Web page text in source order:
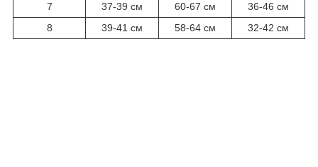
7
37-39 см 60-67 см
36-46 см
8
39-41 см 58-64 см 32-42 см